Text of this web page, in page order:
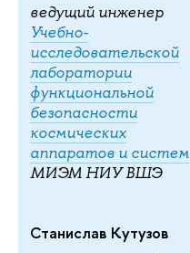
ведущий инженер
Учебно-
исследовательской
лаборатории
функциональной
безопасности
космических
аппаратов и систем
МИЭМ НИУ ВШЭ
Станислав Кутузов